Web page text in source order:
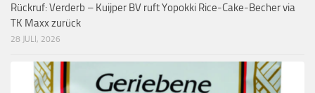
Rückruf: Verderb – Kuijper BV ruft Yopokki Rice-Cake-Becher via
TK Maxx zurück
28 JULI, 2026